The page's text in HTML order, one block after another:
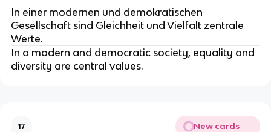
In einer modernen und demokratischen
Gesellschaft sind Gleichheit und Vielfalt zentrale
Werte.
In a modern and democratic society, equality and
diversity are central values.
17 New cards